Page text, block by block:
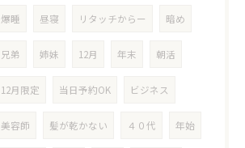
爆睡 昼寝 リタッチからー 暗め
兄弟 姉妹 12月 年末 朝活
12月限定 当日予約OK ビジネス
美容師 髪が乾かない ４０代 年始